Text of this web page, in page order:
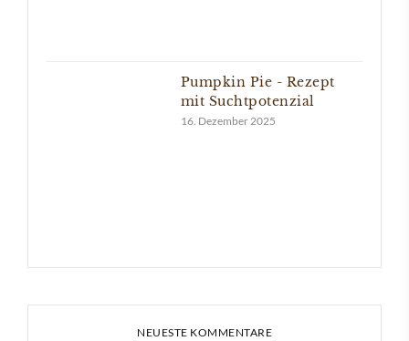
Pumpkin Pie - Rezept
mit Suchtpotenzial
16. Dezember 2025
NEUESTE KOMMENTARE